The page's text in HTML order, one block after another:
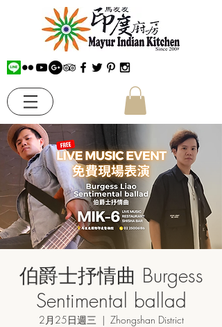
伯爵士抒情曲 Burgess
Sentimental ballad
2月25日週三
  |
Zhongshan District